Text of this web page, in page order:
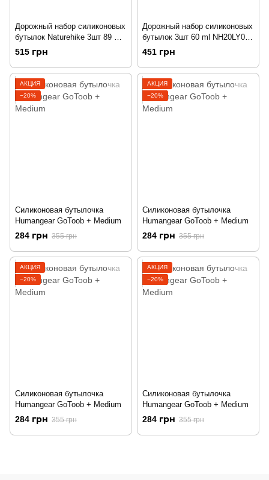
Дорожный набор силиконовых
бутылок Naturehike 3шт 89 ml
NH20LY012 pink/white/blue
515 грн
Дорожный набор силиконовых
бутылок 3шт 60 ml NH20LY012
pink/white/blue
451 грн
АКЦИЯ
−20%
Силиконовая бутылочка
Humangear GoToob + Medium
284 грн 355 грн
АКЦИЯ
−20%
Силиконовая бутылочка
Humangear GoToob + Medium
284 грн 355 грн
АКЦИЯ
−20%
Силиконовая бутылочка
Humangear GoToob + Medium
284 грн 355 грн
АКЦИЯ
−20%
Силиконовая бутылочка
Humangear GoToob + Medium
284 грн 355 грн